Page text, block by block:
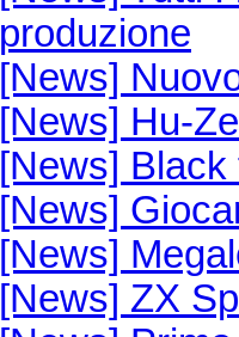
produzione
[News]
[News] Hu-
[News]
[News]
[News]
[News] ZX